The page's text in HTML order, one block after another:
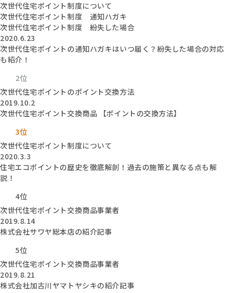
次世代住宅ポイント制度について
次世代住宅ポイント制度 通知ハガキ
次世代住宅ポイント制度 紛失した場合
2020.6.23
次世代住宅ポイントの通知ハガキはいつ届く？紛失した場合の対応
も紹介！
2位
次世代住宅ポイントのポイント交換方法
2019.10.2
次世代住宅ポイント交換商品 【ポイントの交換方法】
3位
次世代住宅ポイント制度について
2020.3.3
住宅エコポイントの歴史を徹底解剖！過去の施策と異なる点も解
説！
4位
次世代住宅ポイント交換商品事業者
2019.8.14
株式会社サワヤ総本店の紹介記事
5位
次世代住宅ポイント交換商品事業者
2019.8.21
株式会社加古川ヤマトヤシキの紹介記事